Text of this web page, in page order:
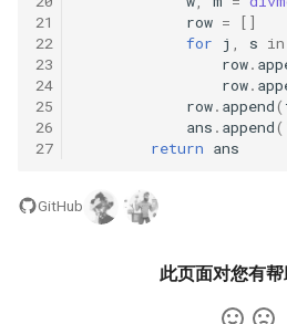
47. 礼物的最大价值
48. 最长不含重复字符的子字
符串
49. 丑数
50. 第一个只出现一次的字符
52. 两个链表的第一个公共节
46. 二叉树的右侧视图
47. 二叉树剪枝
48. 序列化与反序列化二叉树
49. 从根节点到叶节点的路径
50. 向下的路径节点之和
8.10. 颜色填充
8.11. 硬币
8.12. 八皇后
8.13. 堆箱子
21
22
23
24
25
26
27
row =
[]
for
j , s in
row.
row.
row. append(
ans . append(
return ans
GitHub
此页面对您有帮